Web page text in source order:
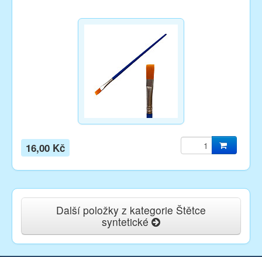
16,00 Kč
Další položky z kategorie Štětce
syntetické